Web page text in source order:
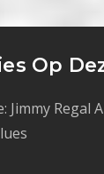
Op
Jimmy Regal